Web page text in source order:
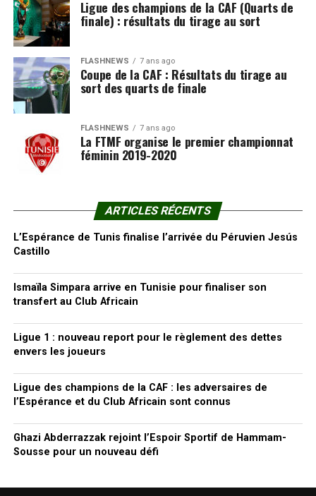
Ligue des champions de la CAF (Quarts de
finale) : résultats du tirage au sort
FLASHNEWS 7 ans ago
Coupe de la CAF : Résultats du tirage au
sort des quarts de finale
FLASHNEWS 7 ans ago
La FTMF organise le premier championnat
féminin 2019-2020
ARTICLES RÉCENTS
L’Espérance de Tunis finalise l’arrivée du Péruvien Jesús
Castillo
Ismaïla Simpara arrive en Tunisie pour finaliser son
transfert au Club Africain
Ligue 1 : nouveau report pour le règlement des dettes
envers les joueurs
Ligue des champions de la CAF : les adversaires de
l’Espérance et du Club Africain sont connus
Ghazi Abderrazzak rejoint l’Espoir Sportif de Hammam-
Sousse pour un nouveau défi